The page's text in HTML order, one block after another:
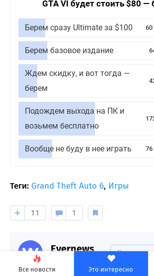
Все новости Это интересно
GTA VI будет стоить $80 —
Берем сразу Ultimate за $100 60
Берем базовое издание
Ждем скидку, и вот тогда —
берем
Подождем выхода на ПК и
возьмем бесплатно
Вообще не буду в нее играть 76
Теги: Grand Theft Auto 6, Игры
11 1
Evernews